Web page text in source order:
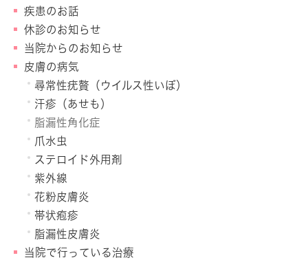
疾患のお話
休診のお知らせ
当院からのお知らせ
皮膚の病気
尋常性疣贅（ウイルス性いぼ）
汗疹（あせも）
脂漏性角化症
爪水虫
ステロイド外用剤
紫外線
花粉皮膚炎
帯状疱疹
脂漏性皮膚炎
当院で行っている治療